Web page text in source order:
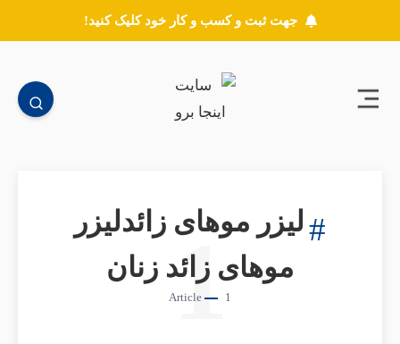
جهت ثبت و کسب و کار خود کلیک کنید!
لیزر موهای زائدلیزر
موهای زائد زنان
1
1